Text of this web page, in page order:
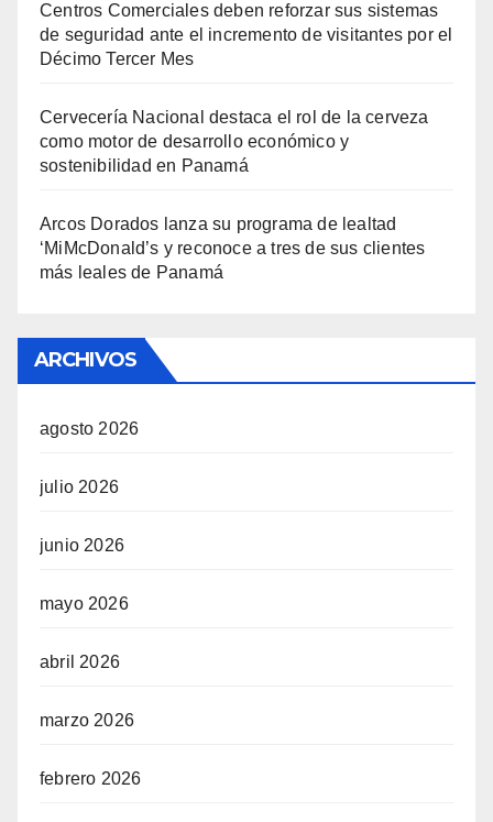
Centros Comerciales deben reforzar sus sistemas
de seguridad ante el incremento de visitantes por el
Décimo Tercer Mes
Cervecería Nacional destaca el rol de la cerveza
como motor de desarrollo económico y
sostenibilidad en Panamá
Arcos Dorados lanza su programa de lealtad
‘MiMcDonald’s y reconoce a tres de sus clientes
más leales de Panamá
ARCHIVOS
agosto 2026
julio 2026
junio 2026
mayo 2026
abril 2026
marzo 2026
febrero 2026